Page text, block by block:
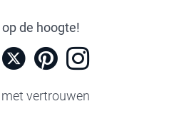
op de hoogte!
vertrouwen